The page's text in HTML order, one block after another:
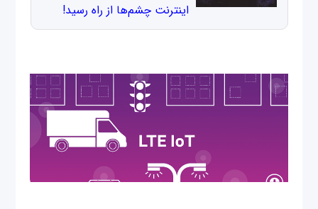
اینترنت چشم‌ها از راه رسید!